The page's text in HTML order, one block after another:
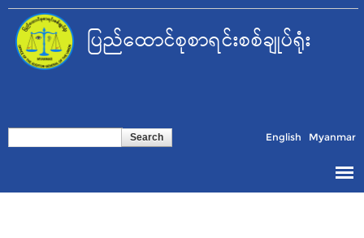
Skip to
content
ပြည်ထောင်စုစာရင်းစစ်ချုပ်ရုံး
Search form English Myanmar